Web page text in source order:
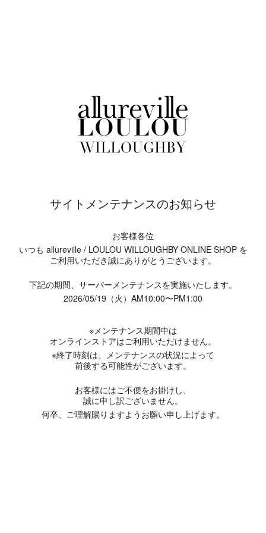
サイトメンテナンスのお知らせ
お客様各位
いつも allureville / LOULOU WILLOUGHBY ONLINE SHOP を
ご利用いただき誠にありがとうございます。
下記の期間、サーバーメンテナンスを実施いたします。
2026/05/19（火）AM10:00〜PM1:00
※メンテナンス期間中は
オンラインストアはご利用いただけません。
※終了時刻は、メンテナンスの状況によって
前後する可能性がございます。
お客様にはご不便をお掛けし、
誠に申し訳ございません。
何卒、ご理解賜りますようお願い申し上げます。